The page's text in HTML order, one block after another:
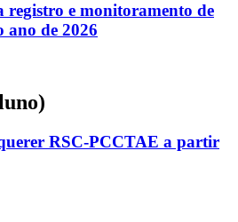
e monitoramento de
ano de 2026
RSC-PCCTAE a partir